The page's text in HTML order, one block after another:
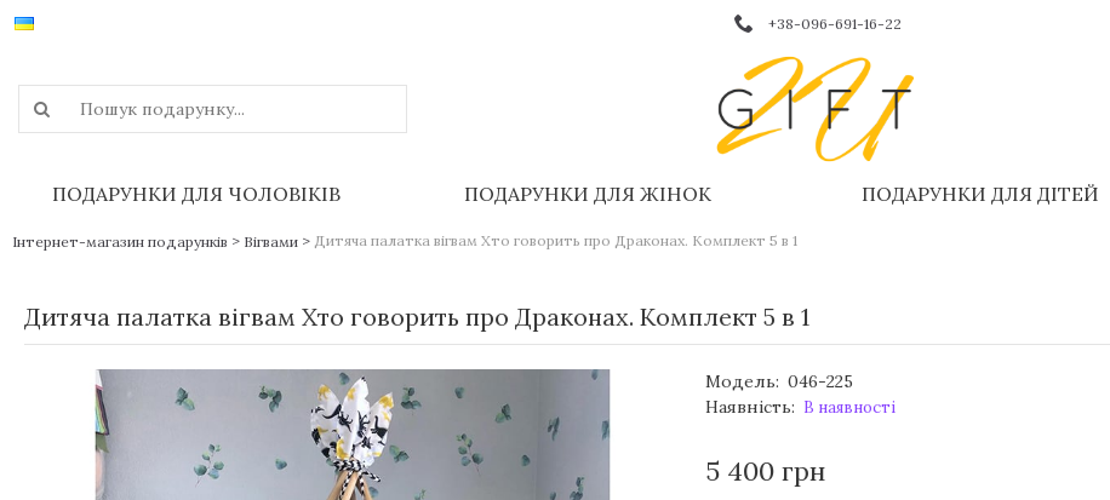
+38-096-691-16-22
ПОДАРУНКИ ДЛЯ ЧОЛОВІКІВ ПОДАРУНКИ ДЛЯ ЖІНОК ПОДАРУНКИ ДЛЯ ДІТЕЙ
Інтернет-магазин подарунків > Вігвами > Дитяча палатка вігвам Хто говорить про Драконах. Комплект 5 в 1
Дитяча палатка вігвам Хто говорить про Драконах. Комплект 5 в 1
Модель: 046-225
Наявність: В наявності
5 400 грн